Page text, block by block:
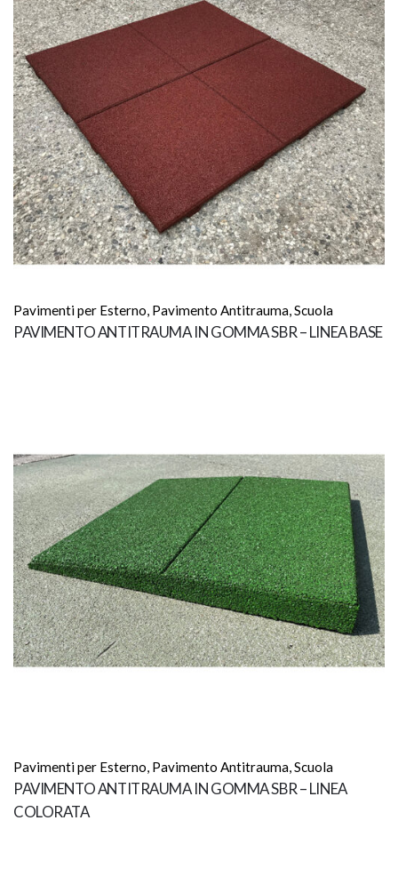
Pavimenti per Esterno, Pavimento Antitrauma,Scuola
PAVIMENTO ANTITRAUMA IN GOMMA SBR – LINEA BASE
Pavimenti per Esterno, Pavimento Antitrauma,Scuola
PAVIMENTO ANTITRAUMA IN GOMMA SBR – LINEA
COLORATA